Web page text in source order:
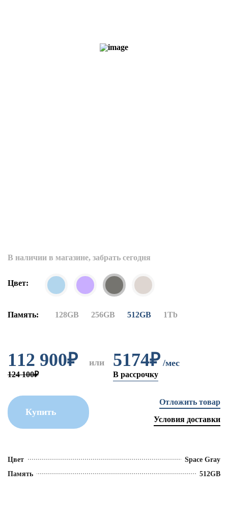
В наличии в магазине, забрать сегодня
Цвет:
Память: 128GB 256GB 512GB 1Tb
112 900₽ или 5174₽ /мес
В рассрочку
124 100₽
Купить
Отложить товар
Условия доставки
Цвет
Space Gray
Память
512GB